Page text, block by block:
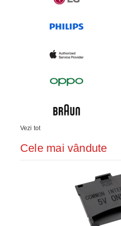
Vezi tot
Cele mai vândute